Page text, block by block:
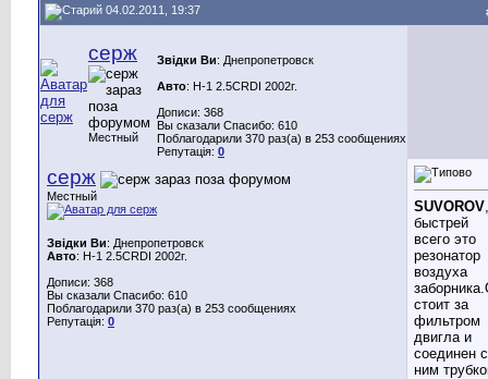
04.02.2011, 19:37
серж
Местный
Звідки Ви: Днепропетровск
Авто: H-1 2.5CRDI 2002г.
Дописи: 368
Вы сказали Спасибо: 610
Поблагодарили 370 раз(а) в 253 сообщениях
Репутація: 0
серж
Местный
Звідки Ви: Днепропетровск
Авто: H-1 2.5CRDI 2002г.
Дописи: 368
Вы сказали Спасибо: 610
Поблагодарили 370 раз(а) в 253 сообщениях
Репутація: 0
SUVOROV
быстрей
всего это
резонатор
воздуха
стоит за
фильтром
двигла и
соединен с
ним